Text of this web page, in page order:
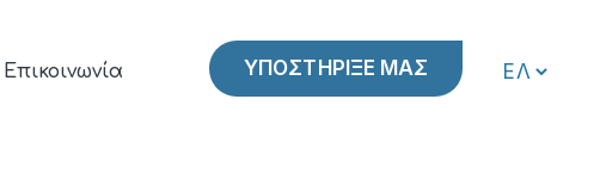
ΥΠΟΣΤΗΡΙΞΕ ΜΑΣ
Επικοινωνία